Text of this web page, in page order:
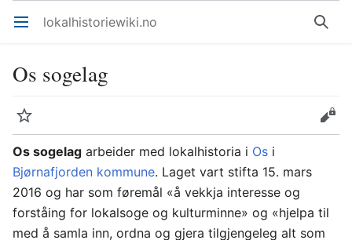
Åpne hovedmenyen lokalhistoriewiki.no Søk
Os sogelag
Overvåk
Rediger
Os sogelag arbeider med lokalhistoria i Os i
Bjørnafjorden kommune. Laget vart stifta 15. mars
2016 og har som føremål «å vekkja interesse og
forståing for lokalsoge og kulturminne» og «hjelpa til
med å samla inn, ordna og gjera tilgjengeleg alt som